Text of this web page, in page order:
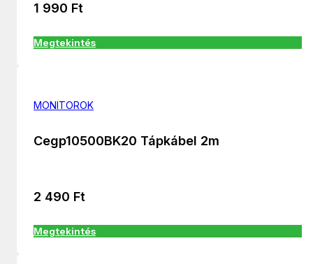
1 990 Ft
Megtekintés
MONITOROK
Cegp10500BK20 Tápkábel 2m
2 490 Ft
Megtekintés